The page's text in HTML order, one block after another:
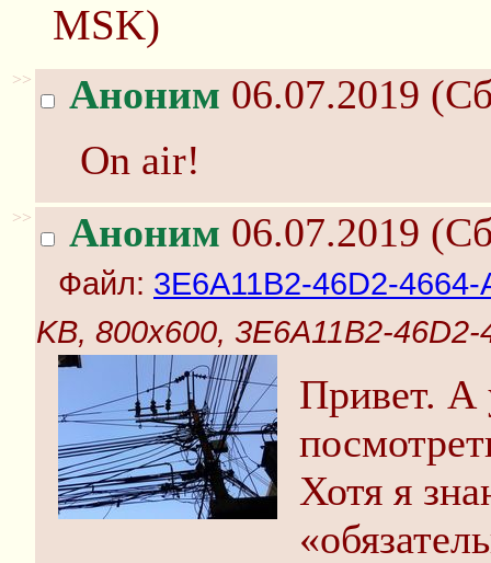
MSK)
>> Аноним 06.07.2019
On air!
>> Аноним 06.07.2019
Файл: 3E6A11B2-46D2-
KB, 800x600, 3E6A11B2-
Привет. А
Хотя я